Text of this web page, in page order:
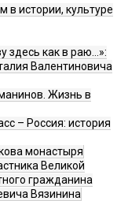
в истории, культуре
здесь как в раю…»:
Валентиновича
Жизнь в
– Россия: история
монастыря
Великой
гражданина
Вязинина